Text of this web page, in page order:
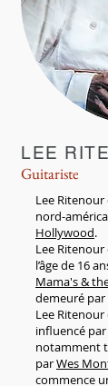
LEE
Guitariste
Lee
nord-
Hollywood.
Lee
l’âge de 16
Mama's &
demeuré
Lee
influencé
notamment
parWes
commence